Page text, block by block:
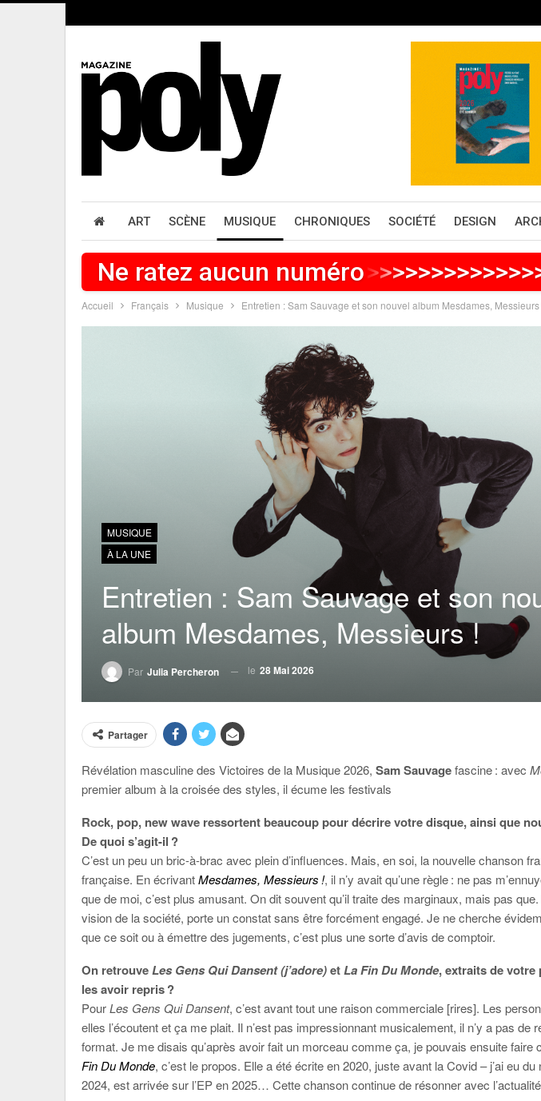
ART SCÈNE MUSIQUE CHRONIQUES SOCIÉTÉ DESIGN
Ne ratez aucun numéro >>>>>>>>>>>>>
Accueil Français Musique Entretien : Sam Sauvage et son nouvel album Mesdames, Messieurs
MUSIQUE
À LA UNE
Entretien : Sam Sauvage et son
album Mesdames, Messieurs !
Par Julia Percheron le 28 Mai 2026
Partager
Révélation masculine des Victoires de la Musique 2026, Sam Sauvagefascine : avec
premier album à la croisée des styles, il écume les festivals
Rock, pop, new wave ressortent beaucoup pour décrire votre disque, ainsi que
De quoi s’agit-il ?
C’est un peu un bric-à-brac avec plein d’influences. Mais, en soi, la nouvelle chanson
française. En écrivantMesdames, Messieurs !, il n’y avait qu’une règle : ne pas
que de moi, c’est plus amusant. On dit souvent qu’il traite des marginaux, mais pas
vision de la société, porte un constat sans être forcément engagé. Je ne cherche
que ce soit ou à émettre des jugements, c’est plus une sorte d’avis de comptoir.
On retrouveLes Gens Qui Dansent (j’adore)etLa Fin Du Monde, extraits de votre
les avoir repris ?
PourLes Gens Qui Dansent, c’est avant tout une raison commerciale [rires]. Les
elles l’écoutent et ça me plait. Il n’est pas impressionnant musicalement, il n’y a pas de
format. Je me disais qu’après avoir fait un morceau comme ça, je pouvais ensuite faire
Fin Du Monde, c’est le propos. Elle a été écrite en 2020, juste avant la Covid – j’ai eu
2024, est arrivée sur l’EP en 2025… Cette chanson continue de résonner avec